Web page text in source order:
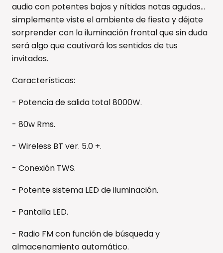
audio con potentes bajos y nítidas notas agudas...
simplemente viste el ambiente de fiesta y déjate
sorprender con la iluminación frontal que sin duda
será algo que cautivará los sentidos de tus
invitados.
Características:
- Potencia de salida total 8000W.
- 80w Rms.
- Wireless BT ver. 5.0 +.
- Conexión TWS.
- Potente sistema LED de iluminación.
- Pantalla LED.
- Radio FM con función de búsqueda y
almacenamiento automático.